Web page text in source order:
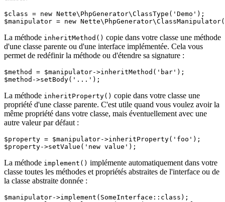
$class = new Nette\PhpGenerator\ClassType('Demo');
La méthode inheritMethod() copie dans votre classe une méthode
d'une classe parente ou d'une interface implémentée. Cela vous
permet de redéfinir la méthode ou d'étendre sa signature :
$method = $manipulator->inheritMethod('bar');
La méthode inheritProperty() copie dans votre classe une
propriété d'une classe parente. C'est utile quand vous voulez avoir la
même propriété dans votre classe, mais éventuellement avec une
autre valeur par défaut :
$property = $manipulator->inheritProperty('foo');
La méthode implement() implémente automatiquement dans votre
classe toutes les méthodes et propriétés abstraites de l'interface ou de
la classe abstraite donnée :
$manipulator->implement(SomeInterface::class);